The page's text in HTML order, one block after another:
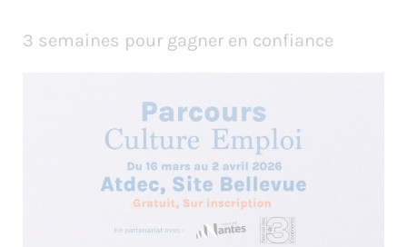
3 semaines pour gagner en confiance